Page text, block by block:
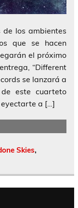
los ambientes
que se hacen
el próximo
“Different
se lanzará a
este cuarteto
eyectarte a […]
Skies,